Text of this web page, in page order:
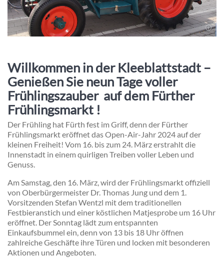
Willkommen in der Kleeblattstadt –
Genießen Sie neun Tage voller
Frühlingszauber auf dem Fürther
Frühlingsmarkt !
Der Frühling hat Fürth fest im Griff, denn der Fürther
Frühlingsmarkt eröffnet das Open-Air-Jahr 2024 auf der
kleinen Freiheit! Vom 16. bis zum 24. März erstrahlt die
Innenstadt in einem quirligen Treiben voller Leben und
Genuss.
Am Samstag, den 16. März, wird der Frühlingsmarkt offiziell
von Oberbürgermeister Dr. Thomas Jung und dem 1.
Vorsitzenden Stefan Wentzl mit dem traditionellen
Festbieranstich und einer köstlichen Matjesprobe um 16 Uhr
eröffnet. Der Sonntag lädt zum entspannten
Einkaufsbummel ein, denn von 13 bis 18 Uhr öffnen
zahlreiche Geschäfte ihre Türen und locken mit besonderen
Aktionen und Angeboten.